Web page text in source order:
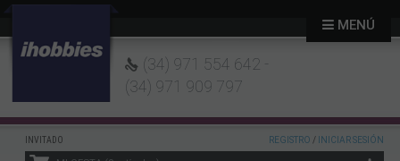
(34) 971 554 642 -
(34) 971 909 797
INVITADO REGISTRO / INICIAR SESIÓN
MENÚ